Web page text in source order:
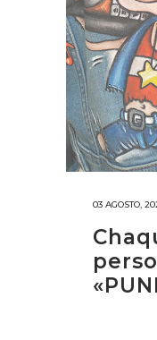
03 AGOSTO,